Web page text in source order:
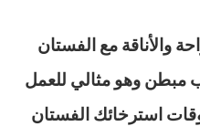
والأناقة مع الفستان
مبطن وهو مثالي للعمل
استرخائك الفستان